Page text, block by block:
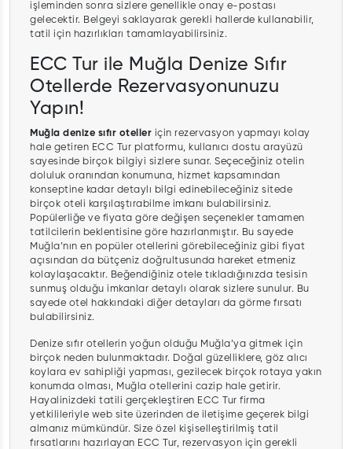
işleminden sonra sizlere genellikle onay e-postası
gelecektir. Belgeyi saklayarak gerekli hallerde kullanabilir,
tatil için hazırlıkları tamamlayabilirsiniz.
ECC Tur ile Muğla Denize Sıfır
Otellerde Rezervasyonunuzu
Yapın!
Muğla denize sıfır oteller için rezervasyon yapmayı kolay
hale getiren ECC Tur platformu, kullanıcı dostu arayüzü
sayesinde birçok bilgiyi sizlere sunar. Seçeceğiniz otelin
doluluk oranından konumuna, hizmet kapsamından
konseptine kadar detaylı bilgi edinebileceğiniz sitede
birçok oteli karşılaştırabilme imkanı bulabilirsiniz.
Popülerliğe ve fiyata göre değişen seçenekler tamamen
tatilcilerin beklentisine göre hazırlanmıştır. Bu sayede
Muğla’nın en popüler otellerini görebileceğiniz gibi fiyat
açısından da bütçeniz doğrultusunda hareket etmeniz
kolaylaşacaktır. Beğendiğiniz otele tıkladığınızda tesisin
sunmuş olduğu imkanlar detaylı olarak sizlere sunulur. Bu
sayede otel hakkındaki diğer detayları da görme fırsatı
bulabilirsiniz.
Denize sıfır otellerin yoğun olduğu Muğla’ya gitmek için
birçok neden bulunmaktadır. Doğal güzelliklere, göz alıcı
koylara ev sahipliği yapması, gezilecek birçok rotaya yakın
konumda olması, Muğla otellerini cazip hale getirir.
Hayalinizdeki tatili gerçekleştiren ECC Tur firma
yetkilileriyle web site üzerinden de iletişime geçerek bilgi
almanız mümkündür. Size özel kişiselleştirilmiş tatil
fırsatlarını hazırlayan ECC Tur, rezervasyon için gerekli